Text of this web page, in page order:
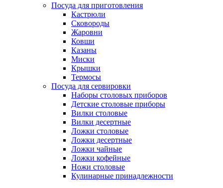
Посуда для приготовления
Кастрюли
Сковороды
Жаровни
Ковши
Казаны
Миски
Крышки
Термосы
Посуда для сервировки
Наборы столовых приборов
Детские столовые приборы
Вилки столовые
Вилки десертные
Ложки столовые
Ложки десертные
Ложки чайные
Ложки кофейные
Ножи столовые
Кулинарные принадлежности